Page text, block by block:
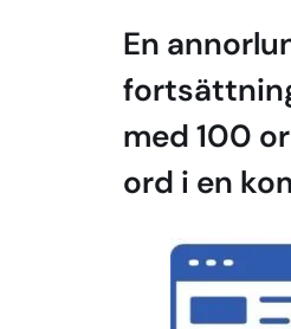
En
med 100
ord i en